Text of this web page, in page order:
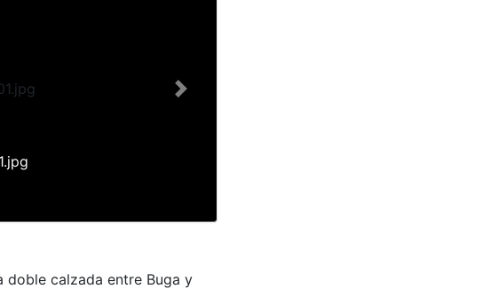
Next
doble calzada entre Buga y